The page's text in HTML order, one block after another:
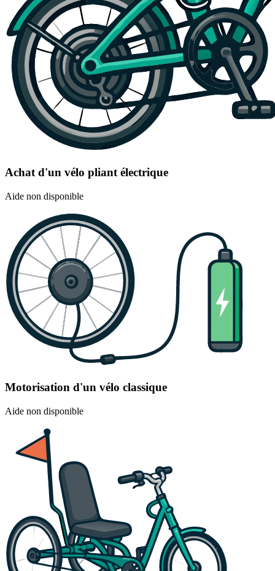
Achat d'un vélo pliant électrique
Aide non disponible
Motorisation d'un vélo classique
Aide non disponible